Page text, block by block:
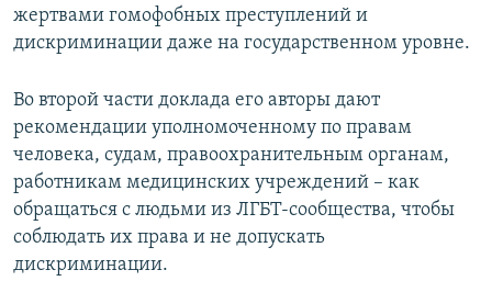
жертвами гомофобных преступлений и
дискриминации даже на государственном уровне.
Во второй части доклада его авторы дают
рекомендации уполномоченному по правам
человека, судам, правоохранительным органам,
работникам медицинских учреждений – как
обращаться с людьми из ЛГБТ-сообщества, чтобы
соблюдать их права и не допускать
дискриминации.